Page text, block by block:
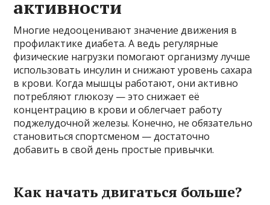
активности
Многие недооценивают значение движения в
профилактике диабета. А ведь регулярные
физические нагрузки помогают организму лучше
использовать инсулин и снижают уровень сахара
в крови. Когда мышцы работают, они активно
потребляют глюкозу — это снижает её
концентрацию в крови и облегчает работу
поджелудочной железы. Конечно, не обязательно
становиться спортсменом — достаточно
добавить в свой день простые привычки.
Как начать двигаться больше?